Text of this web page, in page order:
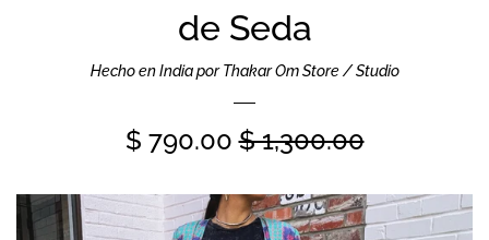
Accesorios y Dupattas
Ropa Casual
de Seda
Hecho en India por Thakar Om Store / Studio
Precio
oferta
$ 790.00 Precio
$ 1,300.00